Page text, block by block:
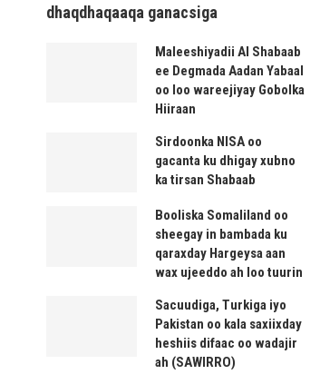
dhaqdhaqaaqa ganacsiga
Maleeshiyadii Al Shabaab
ee Degmada Aadan Yabaal
oo loo wareejiyay Gobolka
Hiiraan
Sirdoonka NISA oo
gacanta ku dhigay xubno
ka tirsan Shabaab
Booliska Somaliland oo
sheegay in bambada ku
qaraxday Hargeysa aan
wax ujeeddo ah loo tuurin
Sacuudiga, Turkiga iyo
Pakistan oo kala saxiixday
heshiis difaac oo wadajir
ah (SAWIRRO)